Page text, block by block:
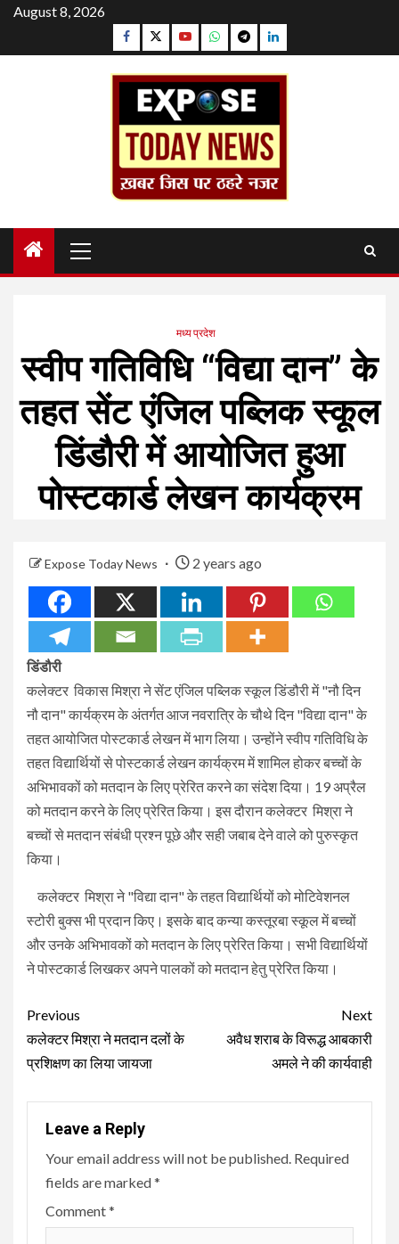
Skip
content
August 8, 2026
Facebook
TwitterYouTubeWhatsapp
TelegramLinkedin
Menu
मध्य प्रदेश
स्वीप गतिविधि “विद्या दान” के
तहत सेंट एंजिल पब्लिक स्कूल
डिंडौरी में आयोजित हुआ
पोस्टकार्ड लेखन कार्यक्रम
Expose Today News 2 years ago
डिंडौरी
कलेक्टर विकास मिश्रा ने सेंट एंजिल पब्लिक स्कूल डिंडौरी में "नौ दिन
नौ दान" कार्यक्रम के अंतर्गत आज नवरात्रि के चौथे दिन "विद्या दान" के
तहत आयोजित पोस्टकार्ड लेखन में भाग लिया। उन्होंने स्वीप गतिविधि के
तहत विद्यार्थियों से पोस्टकार्ड लेखन कार्यक्रम में शामिल होकर बच्चों के
अभिभावकों को मतदान के लिए प्रेरित करने का संदेश दिया। 19 अप्रैल
को मतदान करने के लिए प्रेरित किया। इस दौरान कलेक्टर मिश्रा ने
बच्चों से मतदान संबंधी प्रश्न पूछे और सही जबाब देने वाले को पुरुस्कृत
किया।
कलेक्टर मिश्रा ने "विद्या दान" के तहत विद्यार्थियों को मोटिवेशनल
स्टोरी बुक्स भी प्रदान किए। इसके बाद कन्या कस्तूरबा स्कूल में बच्चों
और उनके अभिभावकों को मतदान के लिए प्रेरित किया। सभी विद्यार्थियों
ने पोस्टकार्ड लिखकर अपने पालकों को मतदान हेतु प्रेरित किया।
Continue
Reading
Previous
कलेक्टर मिश्रा ने मतदान दलों के
प्रशिक्षण का लिया जायजा
Next
अवैध शराब के विरूद्ध आबकारी
अमले ने की कार्यवाही
Leave a Reply
Your email address will not be published. Required
fields are marked*
Comment*